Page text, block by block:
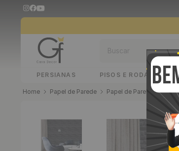
PERSIANAS PISOS E RODAPÉS
Papel de Parede Papel de Parede Adesivo